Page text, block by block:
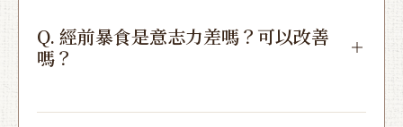
Q. 經前暴食是意志力差嗎？可以改善
嗎？